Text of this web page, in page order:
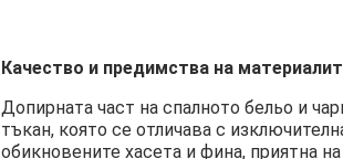
Качество и предимства на
Допирната част на спалното бельо и
тъкан, която се отличава с
обикновените хасета и фина, приятна